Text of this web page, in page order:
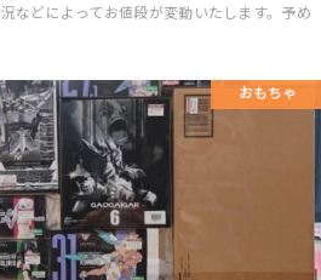
などによってお値段が変動いたします。予め
おもちゃ